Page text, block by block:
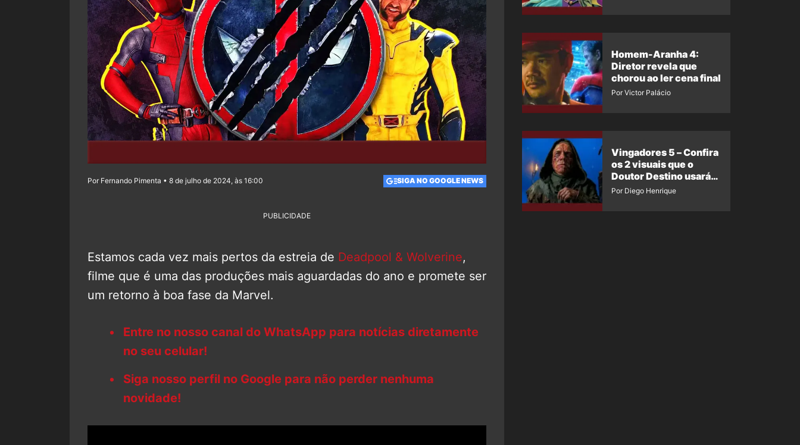
Por Fernando Pimenta • 8 de julho de 2024, às 16:00 SIGA NO GOOGLE NEWS
PUBLICIDADE
Estamos cada vez mais pertos da estreia de Deadpool & Wolverine,
filme que é uma das produções mais aguardadas do ano e promete ser
um retorno à boa fase da Marvel.
Entre no nosso canal do WhatsApp para notícias diretamente
no seu celular!
Siga nosso perfil no Google para não perder nenhuma
novidade!
Homem-Aranha 4:
Diretor revela que
chorou ao ler cena final
Por Victor Palácio
Vingadores 5 – Confira
os 2 visuais que o
Doutor Destino usará
no filme
Por Diego Henrique